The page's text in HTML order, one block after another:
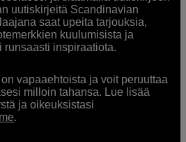
uutiskirjeitä Scandinavian
saat upeita tarjouksia,
kuulumisista ja
runsaasti inspiraatiota.
vapaaehtoista ja voit peruuttaa
milloin tahansa. Lue lisää
ja oikeuksistasi
.